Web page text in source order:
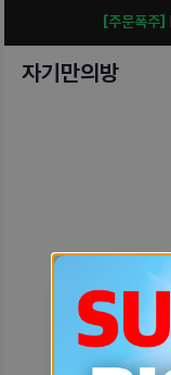
[주문폭주]
자기만의방